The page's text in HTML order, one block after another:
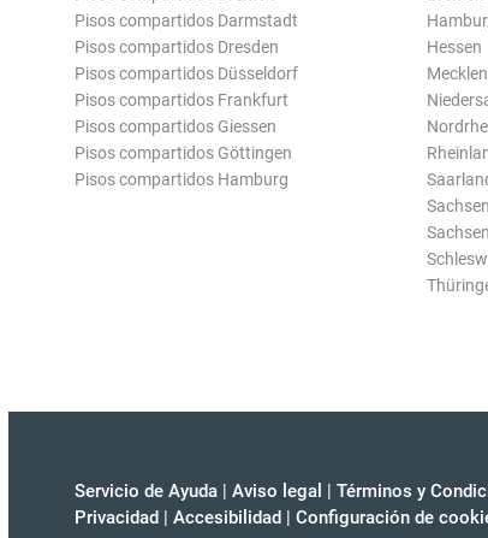
Pisos compartidos Darmstadt
Pisos compartidos Dresden
Pisos compartidos Düsseldorf
Pisos compartidos Frankfurt
Pisos compartidos Giessen
Pisos compartidos Göttingen
Pisos compartidos Hamburg
Hessen
Sachsen
Servicio de Ayuda | Aviso legal | Términos y
Privacidad | Accesibilidad | Configuración de